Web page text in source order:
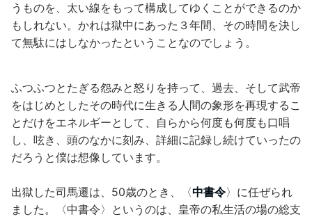
うものを、太い線をもって構成してゆくことができるのか
もしれない。かれは獄中にあった３年間、その時間を決し
て無駄にはしなかったということなのでしょう。
ふつふつとたぎる怨みと怒りを持って、過去、そして武帝
をはじめとしたその時代に生きる人間の象形を再現するこ
とだけをエネルギーとして、自らから何度も何度も口唱
し、呟き、頭のなかに刻み、詳細に記録し続けていったの
だろうと僕は想像しています。
出獄した司馬遷は、50歳のとき、〈中書令〉に任ぜられ
ました。〈中書令〉というのは、皇帝の私生活の場の総支